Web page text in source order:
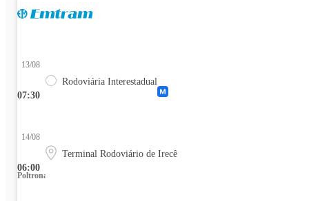
07:30
13/08
Rodoviária Interestadual
06:00
14/08
Terminal Rodoviário de Irecê
Poltrona